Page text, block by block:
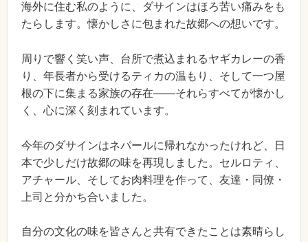
海外に住む私のように、ダサインはほろ苦い痛みをも
たらします。懐かしさに包まれた故郷への想いです。
周りで響く笑い声、台所で煮込まれるヤギカレーの香
り、年長者から受けるティカの温もり、そして一つ屋
根の下に集まる家族の存在――それらすべてが懐かし
く、心に深く刻まれています。
今年のダサインはネパールに帰れなかったけれど、日
本で少しだけ故郷の味を再現しました。セルロティ、
アチャール、そしてお肉料理を作って、友達・同僚・
上司と分かち合いました。
自分の文化の味を皆さんと共有できたことは素晴らし